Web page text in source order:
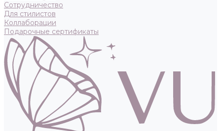
Сотрудничество
Для стилистов
Коллаборации
Подарочные сертификаты